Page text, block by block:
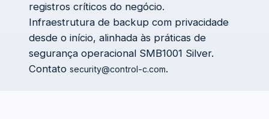
registros críticos do negócio.
Infraestrutura de backup com privacidade
desde o início, alinhada às práticas de
segurança operacional SMB1001 Silver.
Contato security@control-c.com.